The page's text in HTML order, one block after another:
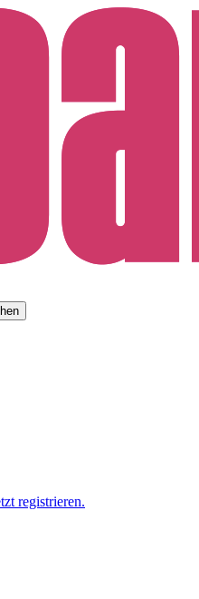
registrieren.